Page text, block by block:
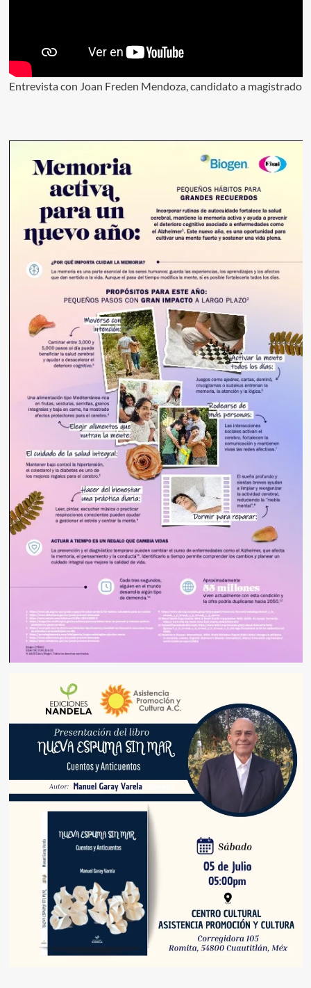
Entrevista con Joan Freden Mendoza, candidato a magistrado